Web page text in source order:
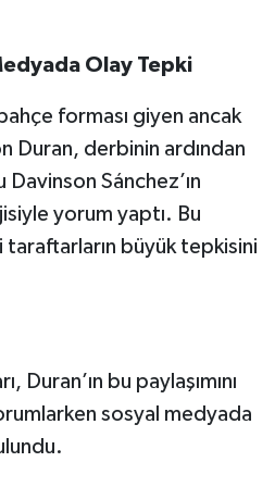
Olay Tepki
forması giyen ancak
Duran, derbinin ardından
Sánchez’ın
yorum yaptı. Bu
taraftarların büyük tepkisini
Duran’ın bu paylaşımını
sosyal medyada